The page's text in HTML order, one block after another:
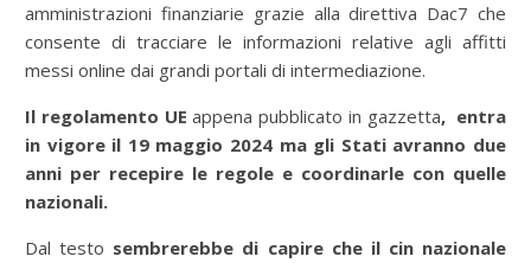
amministrazioni finanziarie grazie alla direttiva Dac7 che
consente di tracciare le informazioni relative agli affitti
messi online dai grandi portali di intermediazione.
Il regolamento UE appena pubblicato in gazzetta, entra
in vigore il 19 maggio 2024 ma gli Stati avranno due
anni per recepire le regole e coordinarle con quelle
nazionali.
Dal testo sembrerebbe di capire che il cin nazionale